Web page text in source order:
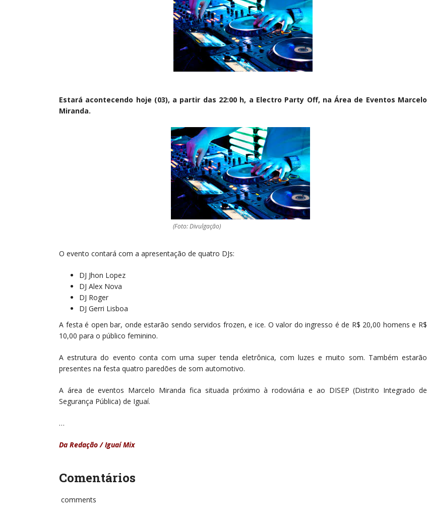
Estará acontecendo hoje (03), a partir das 22:00 h, a Electro Party Off, na Área de Eventos Marcelo
Miranda.
(Foto: Divulgação)
O evento contará com a apresentação de quatro DJs:
DJ Jhon Lopez
DJ Alex Nova
DJ Roger
DJ Gerri Lisboa
A festa é open bar, onde estarão sendo servidos frozen, e ice. O valor do ingresso é de R$ 20,00 homens e R$
10,00 para o público feminino.
A estrutura do evento conta com uma super tenda eletrônica, com luzes e muito som. Também estarão
presentes na festa quatro paredões de som automotivo.
A área de eventos Marcelo Miranda fica situada próximo à rodoviária e ao DISEP (Distrito Integrado de
Segurança Pública) de Iguaí.
…
Da Redação / Iguaí Mix
Comentários
comments